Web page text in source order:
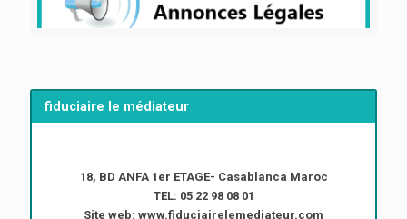
fiduciaire le médiateur
18, BD ANFA 1er ETAGE- Casablanca Maroc
TEL: 05 22 98 08 01
Site web: www.fiduciairelemediateur.com